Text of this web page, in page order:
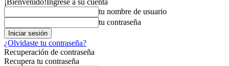
¡Bienvenido!Ingrese a su cuenta
tu nombre de usuario
tu contraseña
¿Olvidaste tu contraseña?
Recuperación de contraseña
Recupera tu contraseña